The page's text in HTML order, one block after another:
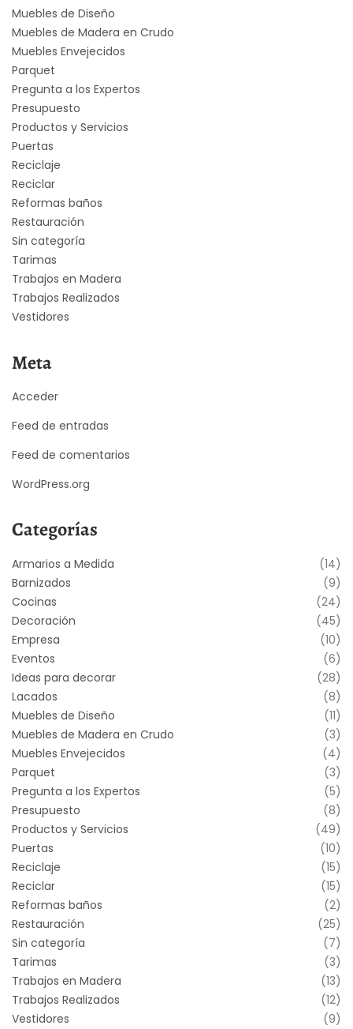
Muebles de Diseño
Muebles de Madera en Crudo
Muebles Envejecidos
Parquet
Pregunta a los Expertos
Presupuesto
Productos y Servicios
Puertas
Reciclaje
Reciclar
Reformas baños
Restauración
Sin categoría
Tarimas
Trabajos en Madera
Trabajos Realizados
Vestidores
Meta
Acceder
Feed de entradas
Feed de comentarios
WordPress.org
Categorías
Armarios a Medida
(14)
Barnizados
(9)
Cocinas
(24)
Decoración
(45)
Empresa
(10)
Eventos
(6)
Ideas para decorar
(28)
Lacados
(8)
Muebles de Diseño
(11)
Muebles de Madera en Crudo
(3)
Muebles Envejecidos
(4)
Parquet
(3)
Pregunta a los Expertos
(5)
Presupuesto
(8)
Productos y Servicios
(49)
Puertas
(10)
Reciclaje
(15)
Reciclar
(15)
Reformas baños
(2)
Restauración
(25)
Sin categoría
(7)
Tarimas
(3)
Trabajos en Madera
(13)
Trabajos Realizados
(12)
Vestidores
(9)